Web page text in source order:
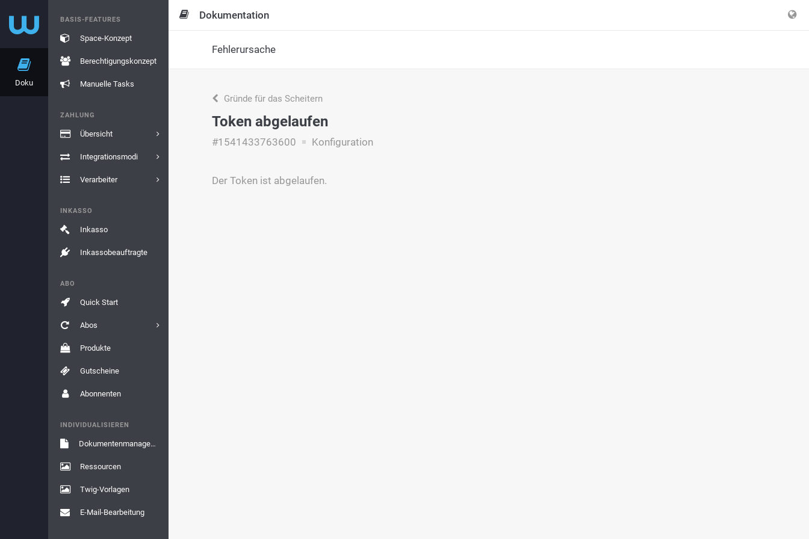
Doku
BASIS-FEATURES
Space-Konzept
Berechtigungskonzept
Manuelle Tasks
ZAHLUNG
Übersicht
Integrationsmodi
Verarbeiter
INKASSO
Inkasso
Inkassobeauftragte
ABO
Quick Start
Abos
Produkte
Gutscheine
Abonnenten
INDIVIDUALISIEREN
Dokumentenmanagement
Ressourcen
Twig-Vorlagen
E-Mail-Bearbeitung
Dokumentation
Fehlerursache
Gründe für das Scheitern
Token abgelaufen
#1541433763600 Konfiguration
Der Token ist abgelaufen.